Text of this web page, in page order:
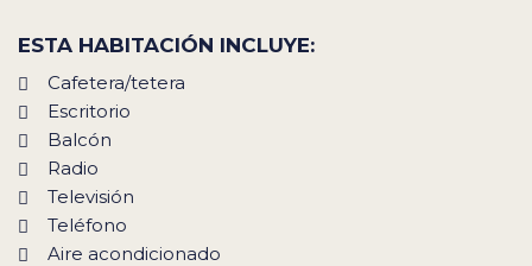
ESTA HABITACIÓN INCLUYE:
Cafetera/tetera
Escritorio
Balcón
Radio
Televisión
Teléfono
Aire acondicionado